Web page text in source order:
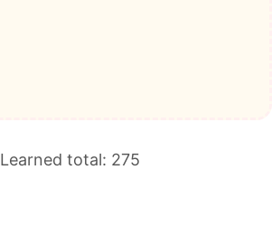
Learned total: 275